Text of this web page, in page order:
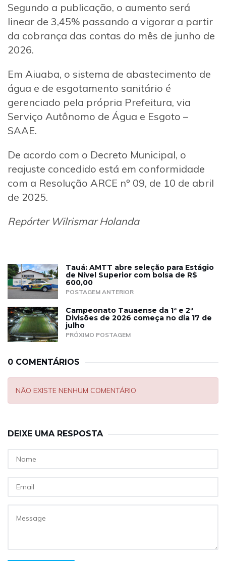
Segundo a publicação, o aumento será
linear de 3,45% passando a vigorar a partir
da cobrança das contas do mês de junho de
2026.
Em Aiuaba, o sistema de abastecimento de
água e de esgotamento sanitário é
gerenciado pela própria Prefeitura, via
Serviço Autônomo de Água e Esgoto –
SAAE.
De acordo com o Decreto Municipal, o
reajuste concedido está em conformidade
com a Resolução ARCE nº 09, de 10 de abril
de 2025.
Repórter Wilrismar Holanda
Tauá: AMTT abre seleção para Estágio
de Nível Superior com bolsa de R$
600,00
POSTAGEM ANTERIOR
Campeonato Tauaense da 1ª e 2ª
Divisões de 2026 começa no dia 17 de
julho
PRÓXIMO POSTAGEM
0 COMENTÁRIOS
NÃO EXISTE NENHUM COMENTÁRIO
DEIXE UMA RESPOSTA